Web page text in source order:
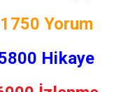
1750 Yorum
Hikaye